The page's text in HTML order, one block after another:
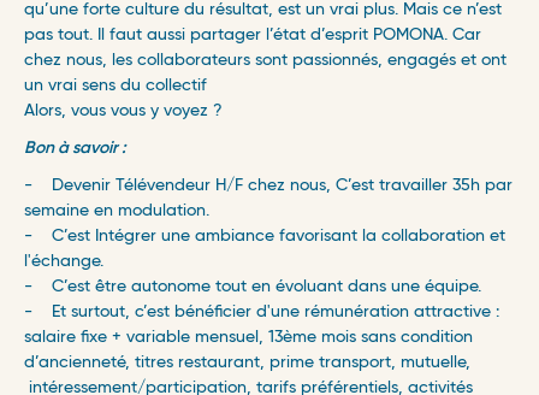
qu’une forte culture du résultat, est un vrai plus. Mais ce n’est
pas tout. Il faut aussi partager l’état d’esprit POMONA. Car
chez nous, les collaborateurs sont passionnés, engagés et ont
un vrai sens du collectif
Alors, vous vous y voyez ?
Bon à savoir :
- Devenir Télévendeur H/F chez nous, C’est travailler 35h par
semaine en modulation.
- C’est Intégrer une ambiance favorisant la collaboration et
l'échange.
- C’est être autonome tout en évoluant dans une équipe.
- Et surtout, c’est bénéficier d'une rémunération attractive :
salaire fixe + variable mensuel, 13ème mois sans condition
d’ancienneté, titres restaurant, prime transport, mutuelle,
intéressement/participation, tarifs préférentiels, activités